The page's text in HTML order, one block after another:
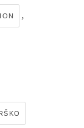
,